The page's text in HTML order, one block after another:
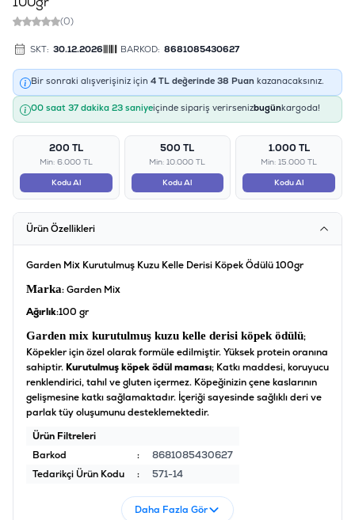
(0)
SKT: 30.12.2026 BARKOD: 8681085430627
Bir sonraki alışverişiniz için 4 TL değerinde 38 Puan kazanacaksınız.
00 saat 37 dakika 23 saniyeiçinde sipariş verirsenizbugünkargoda!
200 TL
Min: 6.000 TL
Kodu Al
500 TL
Min: 10.000 TL
Kodu Al
1.000 TL
Min: 15.000 TL
Kodu Al
Ürün Özellikleri
Garden Mix Kurutulmuş Kuzu Kelle Derisi Köpek Ödülü 100gr
Marka: Garden Mix
Ağırlık:100 gr
Garden mix kurutulmuş kuzu kelle derisi köpek ödülü;
Köpekler için özel olarak formüle edilmiştir. Yüksek protein oranına
sahiptir. Kurutulmuş köpek ödül maması; Katkı maddesi, koruyucu
renklendirici, tahıl ve gluten içermez. Köpeğinizin çene kaslarının
gelişmesine katkı sağlamaktadır. İçeriği sayesinde sağlıklı deri ve
parlak tüy oluşumunu desteklemektedir.
Ürün Filtreleri
Barkod
:
8681085430627
Tedarikçi Ürün Kodu
: 571-14
Daha Fazla Gör